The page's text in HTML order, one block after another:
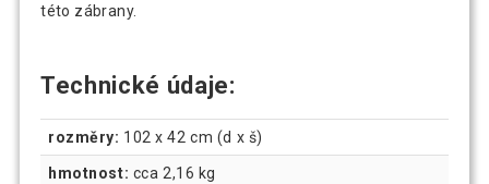
této zábrany.
Technické údaje:
rozměry: 102 x 42 cm (d x š)
hmotnost: cca 2,16 kg